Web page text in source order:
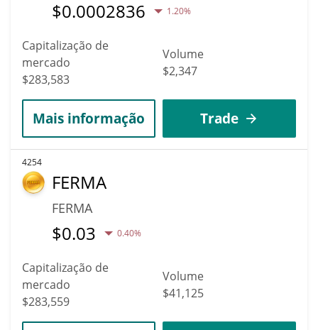
$0.0002836 1.20%
Capitalização de
mercado
$283,583
Volume
$2,347
Mais informação Trade
4254
FERMA
FERMA
$0.03 0.40%
Capitalização de
mercado
$283,559
Volume
$41,125